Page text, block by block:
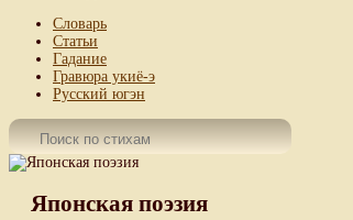
Словарь
Статьи
Гадание
Гравюра укиё-э
Русский югэн
Японская поэзия